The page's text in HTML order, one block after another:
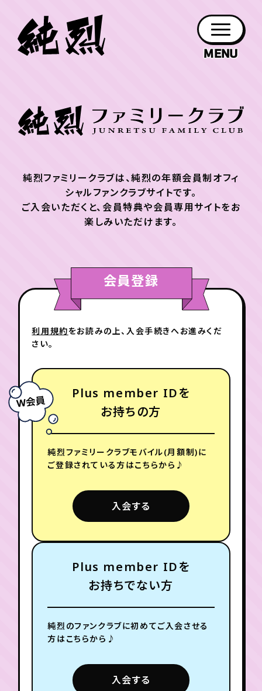
お知らせ
NEWS
日程
SCHEDULE
チケット
TICKET
紹介
PROFILE
作品
DISCOGRAPHY
日記
BLOG
グッズ
GOODS
ホーム
HOME
ファン
クラブ
年会員制ファンクラブ
会員登録 ログイン
チケット
TICKET FC NEWS
ムービー
MOVIE
月会員制ファンクラブ
会員登録 ログイン
会員登録 ログイン
FC TICKET FC NEWS MOVIE
純烈ファミリークラブは、純烈の年額会員制オフィ
シャルファンクラブサイトです。
ご入会いただくと、会員特典や会員専用サイトをお
楽しみいただけます。
会員登録
利用規約をお読みの上、入会手続きへお進みくだ
さい。
Plus member IDを
お持ちの方
純烈ファミリークラブモバイル(月額制)に
ご登録されている方はこちらから♪
入会する
Plus member IDを
お持ちでない方
純烈のファンクラブに初めてご入会させる
方はこちらから♪
入会する
会員登録
い。
お持ちの方
純烈ファミリークラブモバイル(月額制)に
入会する
Plus member IDを
純烈のファンクラブに初めてご入会させる方
はこちらから♪
入会する
閉じる